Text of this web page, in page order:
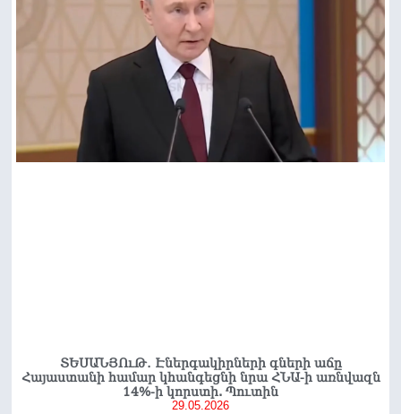
ՏԵՍԱՆՅՈւԹ․ Էներգակիրների գների աճը
Հայաստանի համար կհանգեցնի նրա ՀՆԱ-ի առնվազն
14%-ի կորստի. Պուտին
29.05.2026